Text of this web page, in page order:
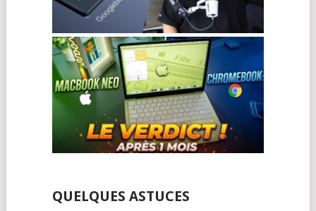
QUELQUES ASTUCES